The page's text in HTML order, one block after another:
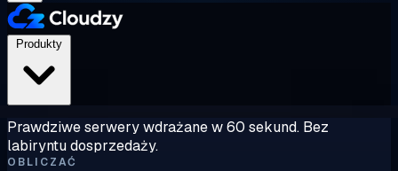
Prawdziwe serwery wdrażane w 60 sekund. Bez
labiryntu dosprzedaży.
OBLICZAĆ